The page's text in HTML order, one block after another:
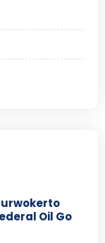
Oil Go